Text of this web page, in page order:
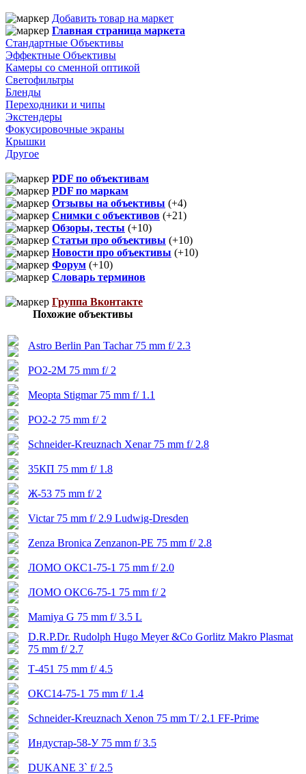
Добавить товар на маркет
Главная страница маркета
Стандартные Объективы
Эффектные Объективы
Камеры со сменной оптикой
Светофильтры
Бленды
Переходники и чипы
Экстендеры
Фокусировочные экраны
Крышки
Другое
PDF по объективам
PDF по маркам
Отзывы на объективы (+4)
Снимки с объективов (+21)
Обзоры, тесты (+10)
Статьи про объективы (+10)
Новости про объективы (+10)
Форум (+10)
Словарь терминов
Группа Вконтакте
Похожие объективы
Astro Berlin Pan Tachar 75 mm f/ 2.3
РО2-2М 75 mm f/ 2
Meopta Stigmar 75 mm f/ 1.1
РО2-2 75 mm f/ 2
Schneider-Kreuznach Xenar 75 mm f/ 2.8
35КП 75 mm f/ 1.8
Ж-53 75 mm f/ 2
Victar 75 mm f/ 2.9 Ludwig-Dresden
Zenza Bronica Zenzanon-PE 75 mm f/ 2.8
ЛОМО ОКС1-75-1 75 mm f/ 2.0
ЛОМО ОКС6-75-1 75 mm f/ 2
Mamiya G 75 mm f/ 3.5 L
D.R.P.Dr. Rudolph Hugo Meyer &Co Gorlitz Makro Plasmat
75 mm f/ 2.7
Т-451 75 mm f/ 4.5
ОКС14-75-1 75 mm f/ 1.4
Schneider-Kreuznach Xenon 75 mm T/ 2.1 FF-Prime
Индустар-58-У 75 mm f/ 3.5
DUKANE 3` f/ 2.5